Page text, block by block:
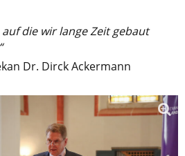
die wir lange Zeit gebaut
Dr. Dirck Ackermann